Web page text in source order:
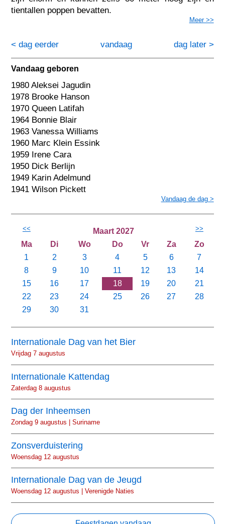
tientallen poppen bevatten.
Meer >>
< dag eerder dag later >
vandaag
Vandaag geboren
1980 Aleksei Jagudin
1978 Brooke Hanson
1970 Queen Latifah
1964 Bonnie Blair
1963 Vanessa Williams
1960 Marc Klein Essink
1959 Irene Cara
1950 Dick Berlijn
1949 Karin Adelmund
1941 Wilson Pickett
Vandaag de dag >
<< Maart 2027 >>
Ma Di Wo Do Vr Za
Zo
1
2 3 4 5 6
7
8
9 10 11 12 13
14
15
16 17 18 19 20
21
22
23 24 25 26 27
28
29
30 31
Internationale Dag van het Bier
Vrijdag 7 augustus
Internationale Kattendag
Zaterdag 8 augustus
Dag der Inheemsen
Zondag 9 augustus | Suriname
Zonsverduistering
Woensdag 12 augustus
Internationale Dag van de Jeugd
Woensdag 12 augustus | Verenigde Naties